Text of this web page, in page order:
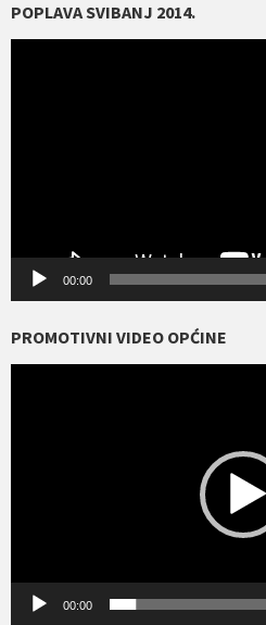
POPLAVA SVIBANJ 2014.
00:00
PROMOTIVNI VIDEO OPĆINE
00:00